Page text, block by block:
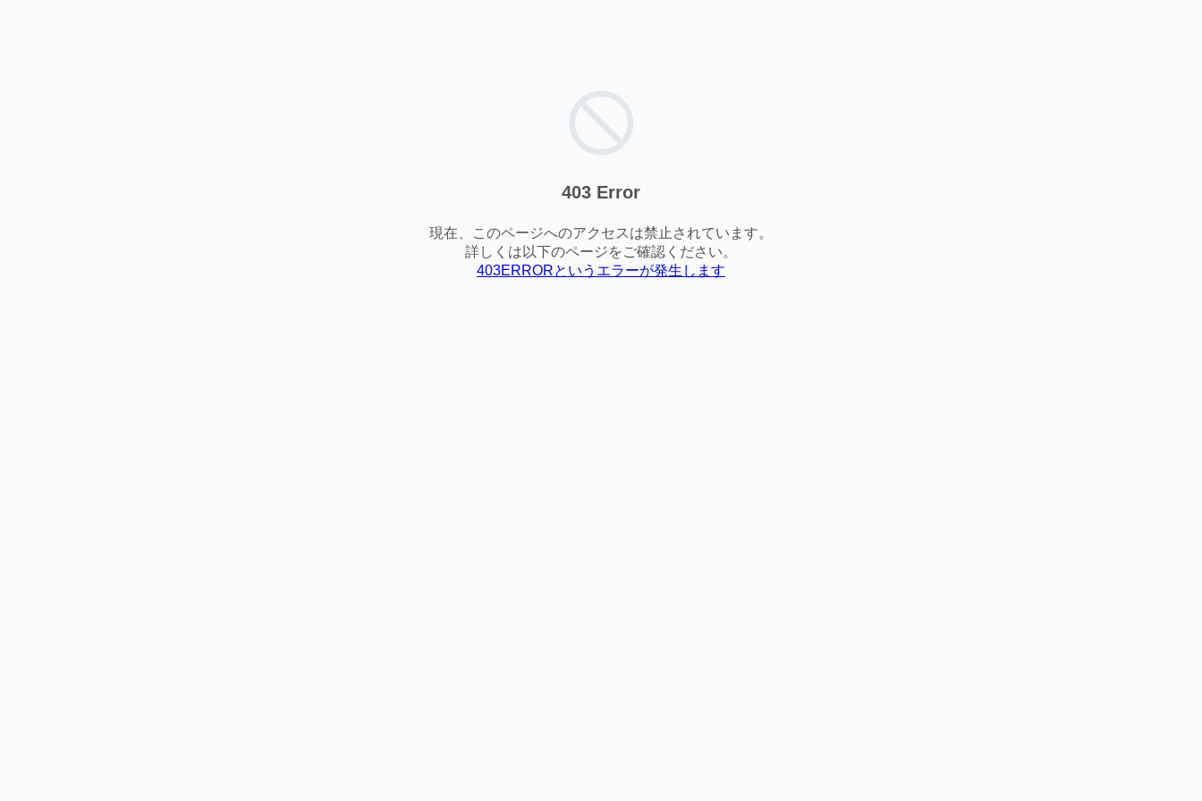
403 Error
現在、このページへのアクセスは禁止されています。
詳しくは以下のページをご確認ください。
403ERRORというエラーが発生します